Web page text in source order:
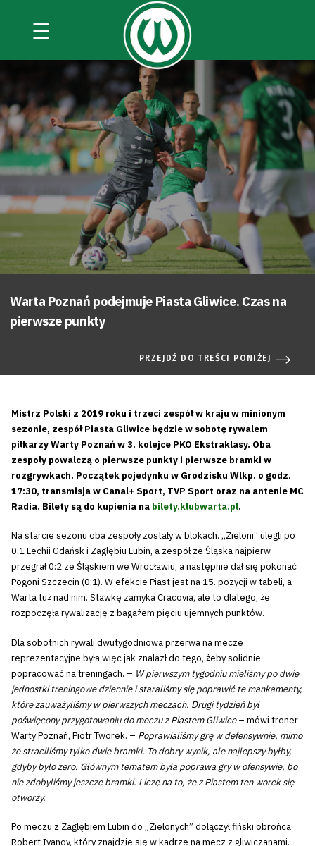
☰
Warta Poznań podejmuje Piasta Gliwice. Czas na
pierwsze punkty
PRZEJDŹ DO TREŚCI PONIŻEJ
Mistrz Polski z 2019 roku i trzeci zespół w kraju w minionym
sezonie, zespół Piasta Gliwice będzie w sobotę rywalem
piłkarzy Warty Poznań w 3. kolejce PKO Ekstraklasy. Oba
zespoły powalczą o pierwsze punkty i pierwsze bramki w
rozgrywkach. Początek pojedynku w Grodzisku Wlkp. o godz.
17:30, transmisja w Canal+ Sport, TVP Sport oraz na antenie MC
Radia. Bilety są do kupienia na bilety.klubwarta.pl.
Na starcie sezonu oba zespoły zostały w blokach. „Zieloni” ulegli po
0:1 Lechii Gdańsk i Zagłębiu Lubin, a zespół ze Śląska najpierw
przegrał 0:2 ze Śląskiem we Wrocławiu, a następnie dał się pokonać
Pogoni Szczecin (0:1). W efekcie Piast jest na 15. pozycji w tabeli, a
Warta tuż nad nim. Stawkę zamyka Cracovia, ale to dlatego, że
rozpoczęła rywalizację z bagażem pięciu ujemnych punktów.
Dla sobotnich rywali dwutygodniowa przerwa na mecze
reprezentacyjne była więc jak znalazł do tego, żeby solidnie
popracować na treningach. – W pierwszym tygodniu mieliśmy po dwie
jednostki treningowe dziennie i staraliśmy się poprawić te mankamenty,
które zauważyliśmy w pierwszych meczach. Drugi tydzień był
poświęcony przygotowaniu do meczu z Piastem Gliwice– mówi trener
Warty Poznań, Piotr Tworek. – Poprawialiśmy grę w defensywnie, mimo
że straciliśmy tylko dwie bramki. To dobry wynik, ale najlepszy byłby,
gdyby było zero. Głównym tematem była poprawa gry w ofensywie, bo
nie zdobyliśmy jeszcze bramki. Liczę na to, że z Piastem ten worek się
otworzy.
Po meczu z Zagłębiem Lubin do „Zielonych” dołączył fiński obrońca
Robert Ivanov, który znajdzie się w kadrze na mecz z gliwiczanami.